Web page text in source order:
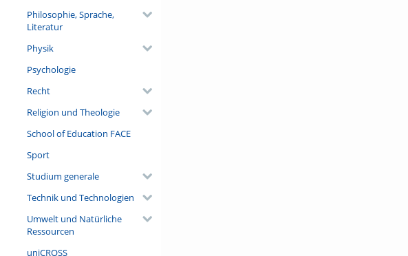
Philosophie, Sprache,
Literatur
Physik
Psychologie
Recht
Religion und Theologie
School of Education FACE
Sport
Studium generale
Technik und Technologien
Umwelt und Natürliche
Ressourcen
uniCROSS